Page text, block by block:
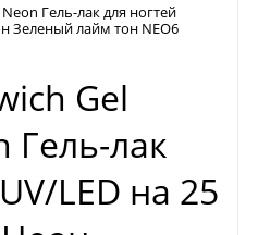
Гель-лак для ногтей
Зеленый лайм тон NEO6
Gel
Гель-лак
LED на 25